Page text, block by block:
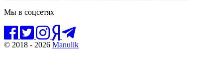
Мы в соцсетях
© 2018 - 2026 Manulik